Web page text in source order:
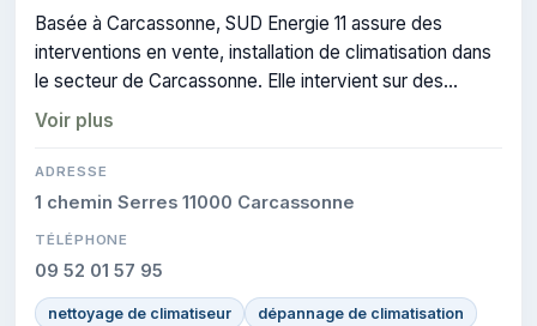
Basée à Carcassonne, SUD Energie 11 assure des
interventions en vente, installation de climatisation dans
le secteur de Carcassonne. Elle intervient sur des
projets liés à climatisation.
Voir plus
ADRESSE
1 chemin Serres 11000 Carcassonne
TÉLÉPHONE
09 52 01 57 95
nettoyage de climatiseur
dépannage de climatisation